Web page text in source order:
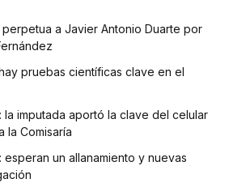
a Javier Antonio Duarte por
pruebas científicas clave en el
la imputada aportó la clave del celular
la Comisaría
esperan un allanamiento y nuevas